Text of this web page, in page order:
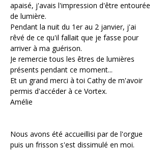
apaisé, j'avais l'impression d'être entourée
de lumière.
Pendant la nuit du 1er au 2 janvier, j'ai
rêvé de ce qu'il fallait que je fasse pour
arriver à ma guérison.
Je remercie tous les êtres de lumières
présents pendant ce moment...
Et un grand merci à toi Cathy de m'avoir
permis d'accéder à ce Vortex.
Amélie
Nous avons été accueillisi par de l'orgue
puis un frisson s'est dissimulé en moi.